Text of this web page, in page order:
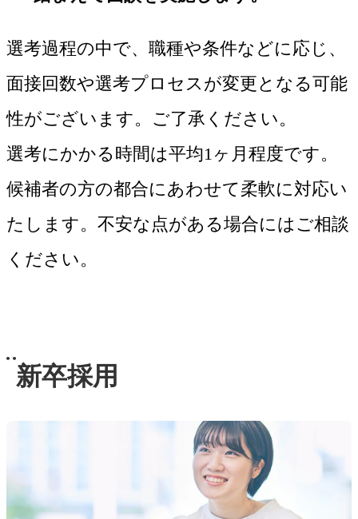
選考過程の中で、職種や条件などに応じ、
面接回数や選考プロセスが変更となる可能
性がございます。ご了承ください。
選考にかかる時間は平均1ヶ月程度です。
候補者の方の都合にあわせて柔軟に対応い
たします。不安な点がある場合にはご相談
ください。
新卒採用